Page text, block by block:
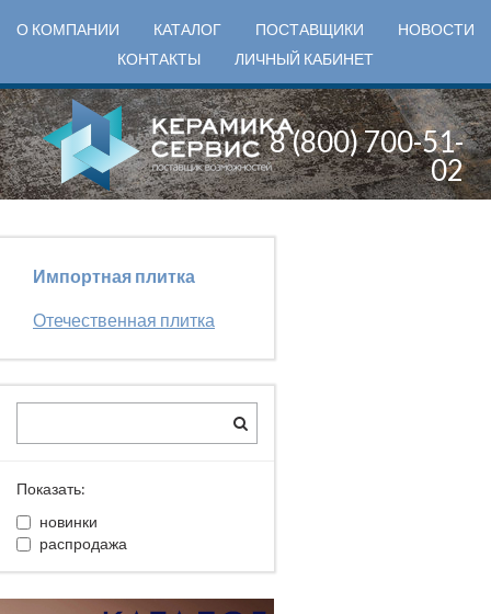
О КОМПАНИИ КАТАЛОГ ПОСТАВЩИКИ
НОВОСТИ
КОНТАКТЫ
ЛИЧНЫЙ КАБИНЕТ
8 (800) 700-51-
02
Импортная плитка
Отечественная плитка
Показать:
новинки
распродажа